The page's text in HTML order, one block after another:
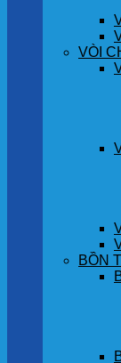
VÒI
BỒN